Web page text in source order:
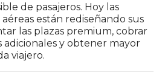
de pasajeros. Hoy las
están rediseñando sus
las plazas premium, cobrar
adicionales y obtener mayor
viajero.